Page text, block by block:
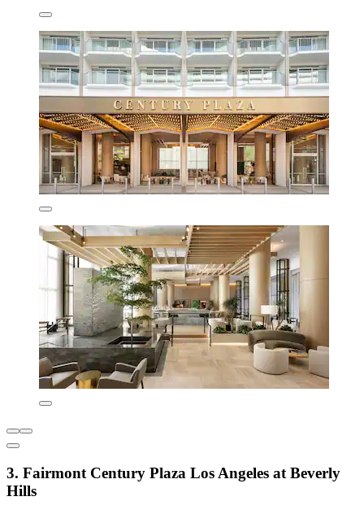
3. Fairmont Century Plaza Los Angeles at Beverly
Hills